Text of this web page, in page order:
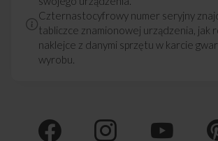
Czternastocyfrowy numer seryjny
tabliczce znamionowej urządzenia, jak
naklejce z danymi sprzętu w karcie
wyrobu.